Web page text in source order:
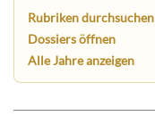
Rubriken durchsuchen
Dossiers öffnen
Alle Jahre anzeigen